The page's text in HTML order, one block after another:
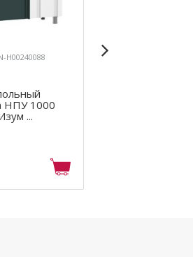
Н00240088
НПУ 1000
...
Арт.:2044-ALN-Н00231165